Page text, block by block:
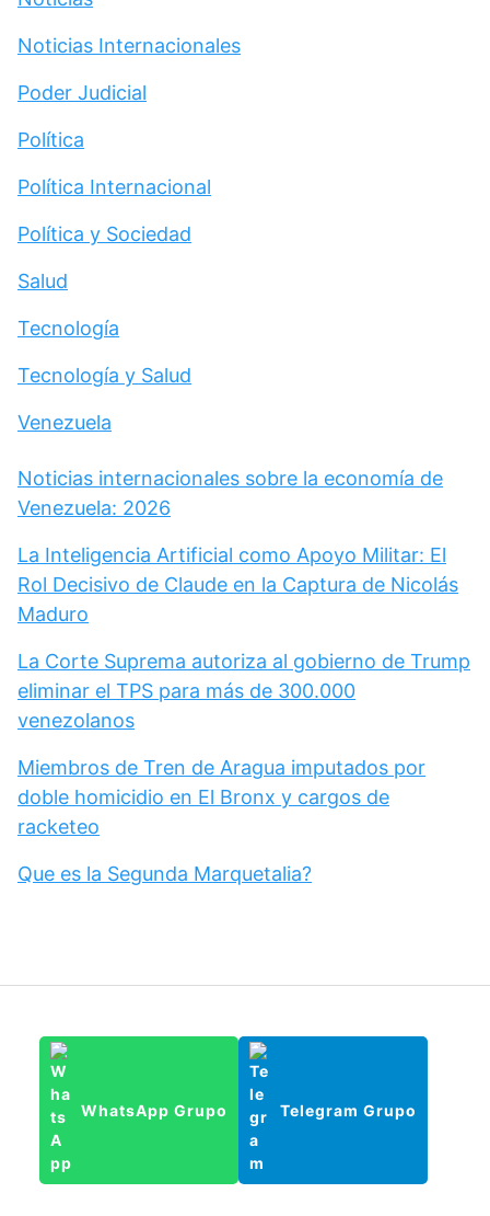
Noticias Internacionales
Poder Judicial
Política
Política Internacional
Política y Sociedad
Salud
Tecnología
Tecnología y Salud
Venezuela
Noticias internacionales sobre la economía de
Venezuela: 2026
La Inteligencia Artificial como Apoyo Militar: El
Rol Decisivo de Claude en la Captura de Nicolás
Maduro
La Corte Suprema autoriza al gobierno de Trump
eliminar el TPS para más de 300.000
venezolanos
Miembros de Tren de Aragua imputados por
doble homicidio en El Bronx y cargos de
racketeo
Que es la Segunda Marquetalia?
WhatsApp Grupo Telegram Grupo